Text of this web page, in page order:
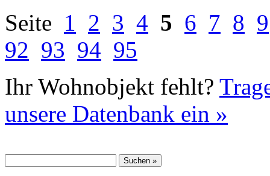
Seite 1 2 3 4 5 6 7 8 9
92 93 94 95
Ihr Wohnobjekt fehlt?
unsere Datenbank ein »